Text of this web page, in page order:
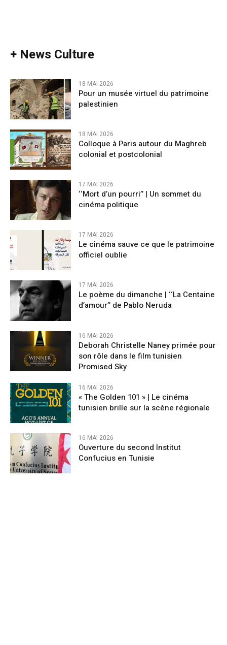
+ News Culture
18 MAI 2026
Pour un musée virtuel du patrimoine
palestinien
18 MAI 2026
Colloque à Paris autour du Maghreb
colonial et postcolonial
17 MAI 2026
‘‘Mort d’un pourri’’ | Un sommet du
cinéma politique
17 MAI 2026
Le cinéma sauve ce que le patrimoine
officiel oublie
17 MAI 2026
Le poème du dimanche | ‘‘La Centaine
d’amour’’ de Pablo Neruda
16 MAI 2026
Deborah Christelle Naney primée pour
son rôle dans le film tunisien
Promised Sky
16 MAI 2026
« The Golden 101 » | Le cinéma
tunisien brille sur la scène régionale
16 MAI 2026
Ouverture du second Institut
Confucius en Tunisie